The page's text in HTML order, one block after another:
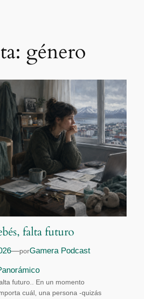
género
falta futuro
—porGamera Podcast
futuro.. En un momento
cuál, una persona -quizás